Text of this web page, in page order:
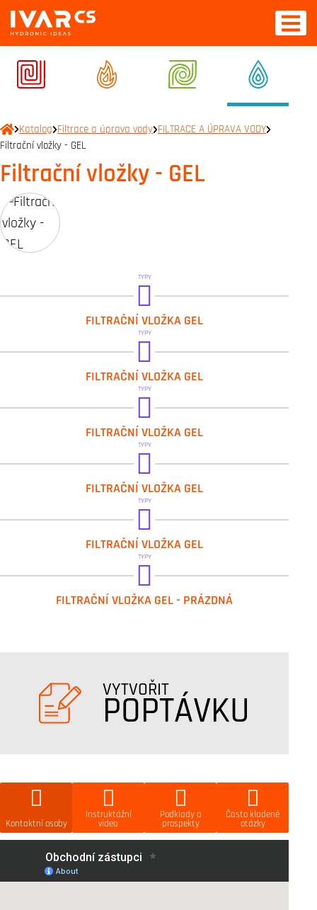
Katalog Filtrace a úprava vody FILTRACE A ÚPRAVA VODY
Filtrační vložky - GEL
Filtrační vložky - GEL
TYPY
GEL.90 µm PP
FILTRAČNÍ VLOŽKA GEL
TYPY
FILTRAČNÍ VLOŽKA GEL
TYPY
FILTRAČNÍ VLOŽKA GEL
TYPY
GEL.5 µm VLAKNO
FILTRAČNÍ VLOŽKA GEL
TYPY
FILTRAČNÍ VLOŽKA GEL
TYPY
FILTRAČNÍ VLOŽKA GEL - PRÁZDNÁ
VYTVOŘIT
POPTÁVKU
Kontaktní osoby
Instruktážní
videa
Podklady a
prospekty
Často kladené
otázky